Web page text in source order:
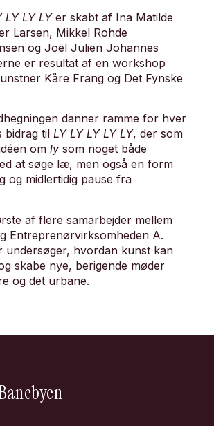
LY LY LYer skabt af Ina Matilde
Larsen, Mikkel Rohde
og Joël Julien Johannes
er resultat af en workshop
Kåre Frang og Det Fynske
danner ramme for hver
bidrag til LY LY LY LY LY, der som
om ly som noget både
at søge læ, men også en form
og midlertidig pause fra
af flere samarbejder mellem
Entreprenørvirksomheden A.
undersøger, hvordan kunst kan
skabe nye, berigende møder
og det urbane.